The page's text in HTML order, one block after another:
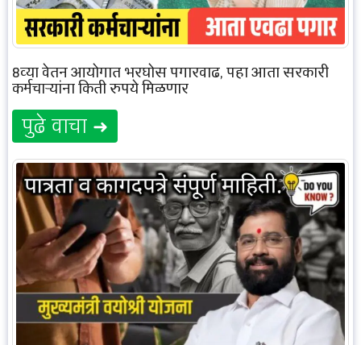
8व्या वेतन आयोगात भरघोस पगारवाढ, पहा आता सरकारी
कर्मचाऱ्यांना किती रुपये मिळणार
पुढे वाचा ➜